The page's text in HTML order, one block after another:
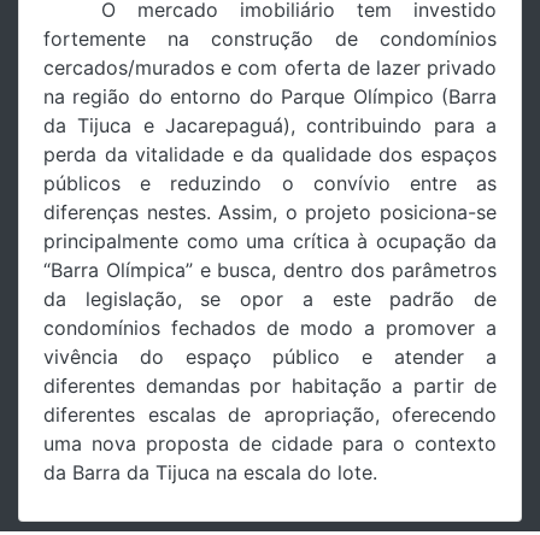
O mercado imobiliário tem investido
fortemente na construção de condomínios
cercados/murados e com oferta de lazer privado
na região do entorno do Parque Olímpico (Barra
da Tijuca e Jacarepaguá), contribuindo para a
perda da vitalidade e da qualidade dos espaços
públicos e reduzindo o convívio entre as
diferenças nestes. Assim, o projeto posiciona-se
principalmente como uma crítica à ocupação da
“Barra Olímpica” e busca, dentro dos parâmetros
da legislação, se opor a este padrão de
condomínios fechados de modo a promover a
vivência do espaço público e atender a
diferentes demandas por habitação a partir de
diferentes escalas de apropriação, oferecendo
uma nova proposta de cidade para o contexto
da Barra da Tijuca na escala do lote.